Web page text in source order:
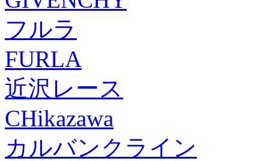
フルラ
FURLA
近沢レース
CHikazawa
カルバンクライン